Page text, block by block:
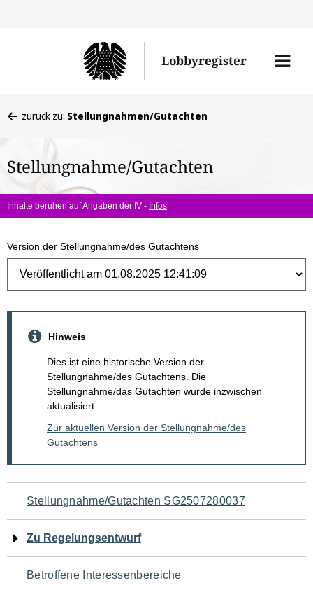
Lobbyregister
Menü
befinden
hier:
zurück zu: Stellungnahmen/Gutachten
Stellungnahme/Gutachten
Inhalte beruhen auf Angaben der IV - Infos
Version der Stellungnahme/des Gutachtens
Hinweis
Dies ist eine historische Version der
Stellungnahme/des Gutachtens. Die
Stellungnahme/das Gutachten wurde inzwischen
aktualisiert.
Zur aktuellen Version der Stellungnahme/des
Gutachtens
Navigation
für
den
Seiteninhalt
Stellungnahme/Gutachten SG2507280037
Zu Regelungsentwurf
Betroffene Interessenbereiche